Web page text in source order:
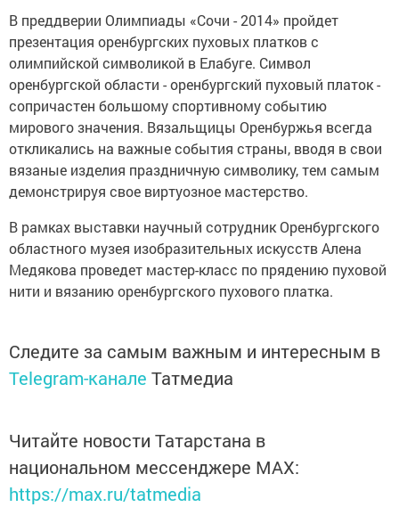
В преддверии Олимпиады «Сочи - 2014» пройдет
презентация оренбургских пуховых платков с
олимпийской символикой в Елабуге. Символ
оренбургской области - оренбургский пуховый платок -
сопричастен большому спортивному событию
мирового значения. Вязальщицы Оренбуржья всегда
откликались на важные события страны, вводя в свои
вязаные изделия праздничную символику, тем самым
демонстрируя свое виртуозное мастерство.
В рамках выставки научный сотрудник Оренбургского
областного музея изобразительных искусств Алена
Медякова проведет мастер-класс по прядению пуховой
нити и вязанию оренбургского пухового платка.
Следите за самым важным и интересным в
Telegram-канале Татмедиа
Читайте новости Татарстана в
национальном мессенджере MАХ:
https://max.ru/tatmedia